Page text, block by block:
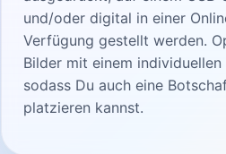
und/oder digital in einer
Verfügung gestellt werden.
Bilder mit einem
sodass Du auch eine
platzieren kannst.